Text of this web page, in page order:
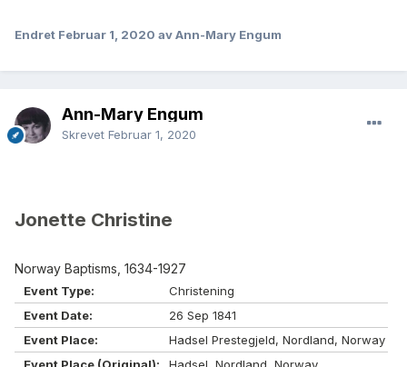
Endret Februar 1, 2020 av Ann-Mary Engum
Ann-Mary Engum
Skrevet Februar 1, 2020
Jonette Christine
Norway Baptisms, 1634-1927
Event Type:
Christening
Event Date:
26 Sep 1841
Event Place:
Hadsel Prestegjeld, Nordland, Norway